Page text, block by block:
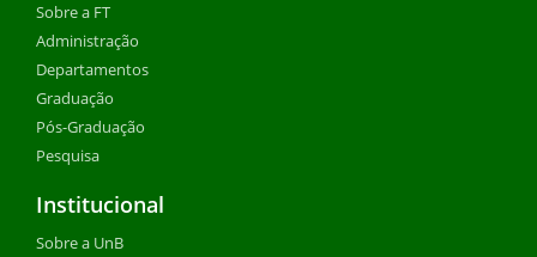
Sobre a FT
Administração
Departamentos
Graduação
Pós-Graduação
Pesquisa
Institucional
Sobre a UnB